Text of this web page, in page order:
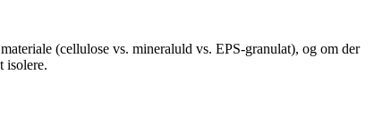
(cellulose vs. mineraluld vs. EPS‑granulat), og om der
isolere.